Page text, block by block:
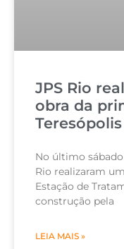
JPS Rio
obra da
Teresópolis
No último
Rio realizaram
Estação de
construção pela
LEIA MAIS »